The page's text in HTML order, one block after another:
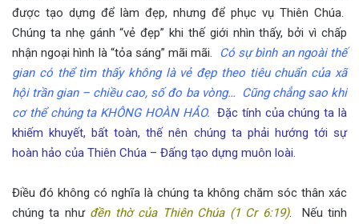
được tạo dựng để làm đẹp, nhưng để phục vụ Thiên Chúa.
Chúng ta nhẹ gánh “vẻ đẹp” khi thế giới nhìn thấy, bởi vì chấp
nhận ngoại hình là “tỏa sáng” mãi mãi. Có sự bình an ngoài thế
gian có thể tìm thấy không là vẻ đẹp theo tiêu chuẩn của xã
hội trần gian – chiều cao, số đo ba vòng… Cũng chẳng sao khi
cơ thể chúng ta KHÔNG HOÀN HẢO. Đặc tính của chúng ta là
khiếm khuyết, bất toàn, thế nên chúng ta phải hướng tới sự
hoàn hảo của Thiên Chúa – Đấng tạo dựng muôn loài.
Điều đó không có nghĩa là chúng ta không chăm sóc thân xác
chúng ta như đền thờ của Thiên Chúa (1 Cr 6:19). Nếu tinh